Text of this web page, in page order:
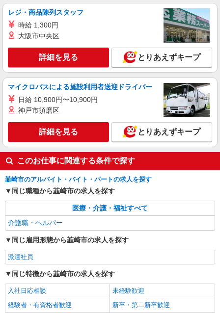
キープ 詳細を見る
派遣社員
株式会社kotrio /●MT-H-1980969
<韮崎市>高時給&シフト柔軟でいいとこ取り♪
サ高住の補助STAFF
時給1500円〜2125円 ＜日払い有/週払い有/交
通費全支給(ガソリン代含む)＞
韮崎市内
詳細を見る
株式会社kotrio /●MT-H-1905860
韮崎市▼綺麗なサ高住で生活ケア▼清掃やフロ
アの巡回など
時給1500円〜2125円 ＜日払い有/週払い有/交
通費全支給(ガソリン代含む)＞
韮崎市内
キープ
レジ・商品陳列スタッフ
時給 1,300円
大阪市中央区
詳細を見る とりあえずキープ
マイクロバスによる施設利用者送迎ドライバー
日給 10,900円〜10,900円
神戸市須磨区
詳細を見る とりあえずキープ
このお仕事に関連する条件で探す
韮崎市のアルバイト・バイト・パートの求人を探す
同じ職種から韮崎市の求人を探す
医療・介護・福祉すべて
介護職・ヘルパー
同じ雇用形態から韮崎市の求人を探す
派遣社員
同じ特徴から韮崎市の求人を探す
入社日応相談
未経験歓迎
経験者・有資格者歓迎
新卒・第二新卒歓迎